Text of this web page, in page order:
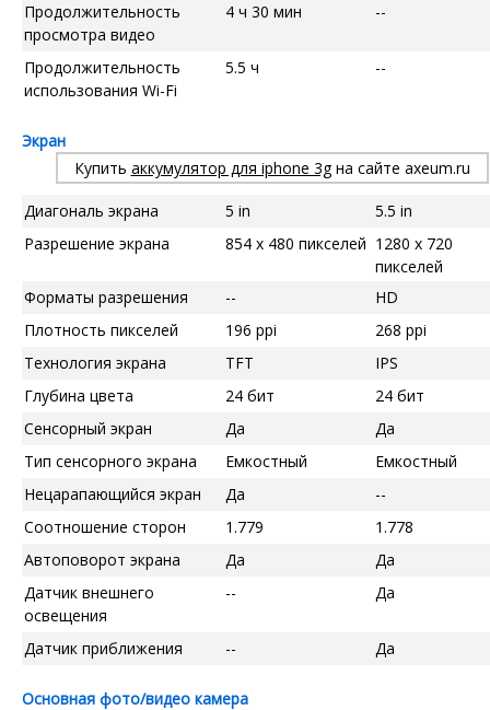
Продолжительность
просмотра видео
4 ч 30 мин --
Продолжительность
использования Wi-Fi
5.5 ч --
Экран
Купить аккумулятор для iphone 3gна сайте axeum.ru
Диагональ экрана 5 in
5.5 in
Разрешение экрана
854 x 480 пикселей 1280 x 720
пикселей
Форматы разрешения
--
HD
Плотность пикселей
196 ppi
268 ppi
Технология экрана
TFT
IPS
Глубина цвета
24 бит
24 бит
Сенсорный экран
Да
Да
Тип сенсорного экрана
Емкостный
Емкостный
Нецарапающийся экран
Да
--
Соотношение сторон
1.779
1.778
Автоповорот экрана
Да
Да
Датчик внешнего
освещения
-- Да
Датчик приближения -- Да
Основная фото/видео камера